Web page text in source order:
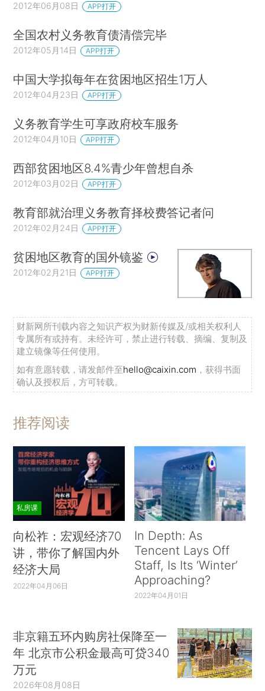
2012年06月08日 APP打开
全国农村义务教育债清偿完毕
2012年05月14日 APP打开
中国大学拟每年在贫困地区招生1万人
2012年04月23日 APP打开
义务教育学生可享政府校车服务
2012年04月10日 APP打开
西部贫困地区8.4%青少年曾想自杀
2012年03月02日 APP打开
教育部就治理义务教育择校费答记者问
2012年02月24日 APP打开
贫困地区教育的国外镜鉴
2012年02月21日 APP打开
财新网所刊载内容之知识产权为财新传媒及/或相关权利人
专属所有或持有。未经许可，禁止进行转载、摘编、复制及
建立镜像等任何使用。
如有意愿转载，请发邮件至hello@caixin.com ，获得书面
确认及授权后，方可转载。
推荐阅读
私房课
向松祚：宏观经济70
讲，带你了解国内外
经济大局
2022年04月06日
In Depth: As
Tencent Lays Off
Staff, Is Its ‘Winter’
Approaching?
2022年04月01日
非京籍五环内购房社保降至一
年 北京市公积金最高可贷340
万元
2026年08月08日